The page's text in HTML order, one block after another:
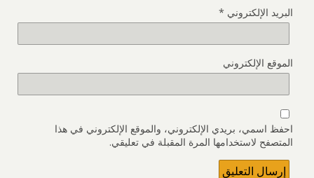
البريد الإلكتروني *
الموقع الإلكتروني
احفظ اسمي، بريدي الإلكتروني، والموقع الإلكتروني في هذا
المتصفح لاستخدامها المرة المقبلة في تعليقي.